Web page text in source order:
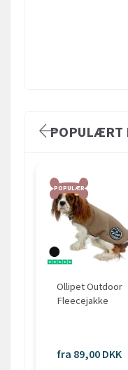
POPULÆRT
POPULÆR
Ollipet Outdoor
Fleecejakke
fra 89,00 DKK